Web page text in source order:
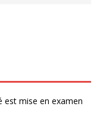
est mise en examen